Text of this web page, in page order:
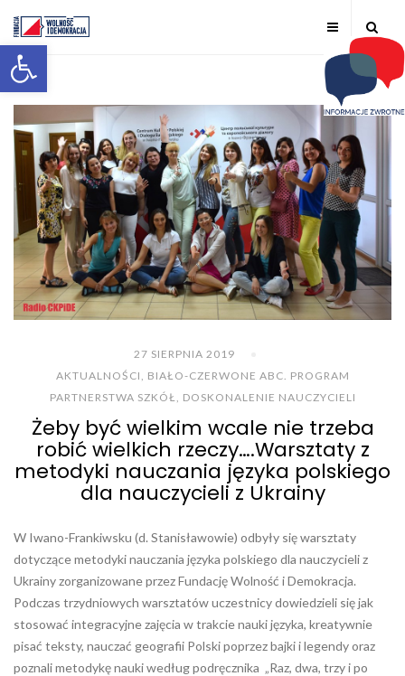
Otwórz pasek narzędzi
27 SIERPNIA 2019
AKTUALNOŚCI
BIAŁO-CZERWONE ABC. PROGRAM
PARTNERSTWA SZKÓŁ
DOSKONALENIE NAUCZYCIELI
Żeby być wielkim wcale nie trzeba
robić wielkich rzeczy….Warsztaty z
metodyki nauczania języka polskiego
dla nauczycieli z Ukrainy
W Iwano-Frankiwsku (d. Stanisławowie) odbyły się warsztaty
dotyczące metodyki nauczania języka polskiego dla nauczycieli z
Ukrainy zorganizowane przez Fundację Wolność i Demokracja.
Podczas trzydniowych warsztatów uczestnicy dowiedzieli się jak
stosować integracyjne zajęcia w trakcie nauki języka, kreatywnie
pisać teksty, nauczać geografii Polski poprzez bajki i legendy oraz
poznali metodykę nauki według podręcznika „Raz, dwa, trzy i po